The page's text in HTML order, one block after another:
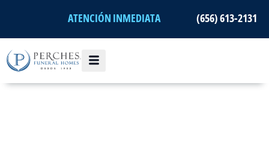
ATENCIÓN INMEDIATA (656) 613-2131